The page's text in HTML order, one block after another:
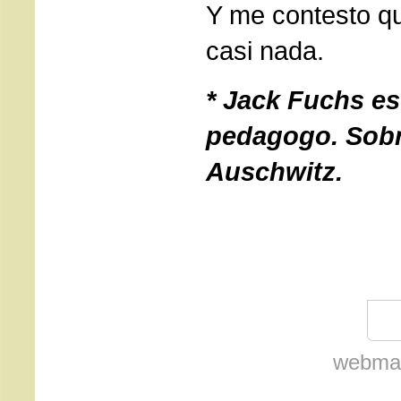
Y me contesto
casi nada.
*Jack Fuchs
pedagogo.
Auschwitz.